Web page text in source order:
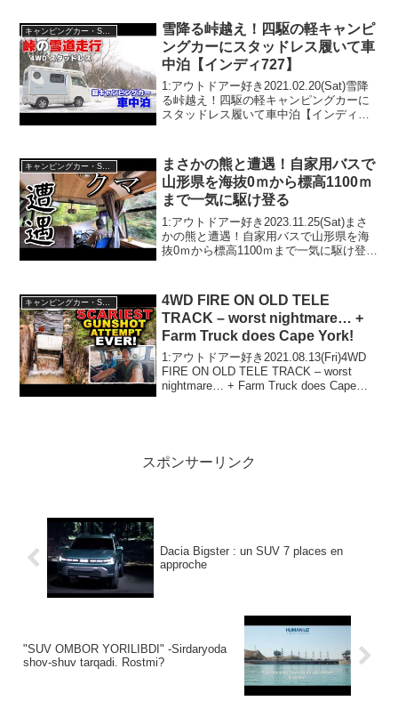
キャンピングカー・SUV人気車種
雪降る峠越え！四駆の軽キャンピ
ングカーにスタッドレス履いて車
中泊【インディ727】
1:アウトドアー好き2021.02.20(Sat)雪降
る峠越え！四駆の軽キャンピングカーに
スタッドレス履いて車中泊【インディ
2021.02.20(Sat)この動画は注目です...
キャンピングカー・SUV人気車種
まさかの熊と遭遇！自家用バスで
山形県を海抜0ｍから標高1100ｍ
まで一気に駆け登る
1:アウトドアー好き2023.11.25(Sat)まさ
かの熊と遭遇！自家用バスで山形県を海
抜0ｍから標高1100ｍまで一気に駆け登る
2023.11.25(Sat)この動画は注目です...
4WD FIRE ON OLD TELE
TRACK – worst nightmare… +
Farm Truck does Cape York!
1:アウトドアー好き2021.08.13(Fri)4WD
FIRE ON OLD TELE TRACK – worst
nightmare… + Farm Truck does Cape
スポンサーリンク
Dacia Bigster : un SUV 7 places en
approche
"SUV OMBOR YORILIBDI" -Sirdaryoda
shov-shuv tarqadi. Rostmi?